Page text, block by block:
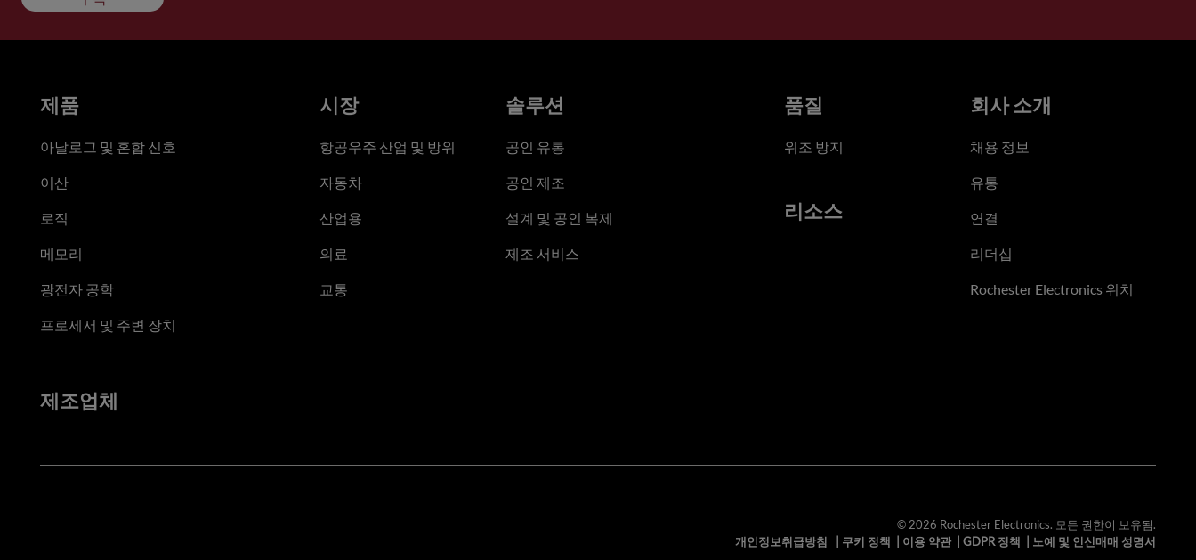
제품
아날로그 및 혼합 신호
이산
로직
메모리
광전자 공학
프로세서 및 주변 장치
시장
항공우주 산업 및 방위
자동차
산업용
의료
교통
솔루션
공인 유통
공인 제조
설계 및 공인 복제
제조 서비스
품질
위조 방지
리소스
회사 소개
채용 정보
유통
연결
리더십
Rochester Electronics 위치
제조업체
© 2026 Rochester Electronics. 모든 권한이 보유됨.
개인정보취급방침
쿠키 정책 이용 약관| GDPR 정책 노예 및 인신매매 성명서